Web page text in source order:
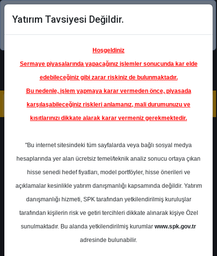
Şimdi uygulamayı indirin!
HALKB - TÜRKİYE HALK BANKASI
A.Ş.
Hedef Fiyat 13.00 ₺
Getiri
%0.00
Yatırım Tavsiyesi Değildir.
Hoşgeldiniz
Sermaye piyasalarında yapacağınız işlemler sonucunda kar elde
edebileceğiniz gibi zarar riskiniz de bulunmaktadır.
Bu nedenle, işlem yapmaya karar vermeden önce, piyasada
karşılaşabileceğiniz riskleri anlamanız, mali durumunuzu ve
kısıtlarınızı dikkate alarak karar vermeniz gerekmektedir.
"Bu internet sitesindeki tüm sayfalarda veya bağlı sosyal medya
hesaplarında yer alan ücretsiz temel/teknik analiz sonucu ortaya çıkan
hisse senedi hedef fiyatları, model portföyler, hisse önerileri ve
açıklamalar kesinlikle yatırım danışmanlığı kapsamında değildir. Yatırım
danışmanlığı hizmeti, SPK tarafından yetkilendirilmiş kuruluşlar
tarafından kişilerin risk ve getiri tercihleri dikkate alınarak kişiye Özel
sunulmaktadır. Bu alanda yetkilendirilmiş kurumlar www.spk.gov.tr
adresinde bulunabilir.